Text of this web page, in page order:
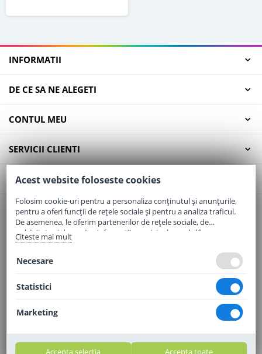
INFORMATII
DE CE SA NE ALEGETI
CONTUL MEU
SERVICII CLIENTI
CONTACT
Email:office@elaptepraf.ro
Telefon:0745-964-449
Adresa:Sos. Borsului, Nr. 20, Oradea, Jud. Bihor
Acest website foloseste cookies
Folosim cookie-uri pentru a personaliza conținutul și anunțurile,
pentru a oferi funcții de rețele sociale și pentru a analiza traficul.
De asemenea, le oferim partenerilor de rețele sociale, de
publicitate și de analize informații cu privire la modul în care
folosiți site-ul nostru. Aceștia le pot combina cu alte informații
Citeste mai mult
Necesare
Statistici
Marketing
Accepta selectia Accepta toate